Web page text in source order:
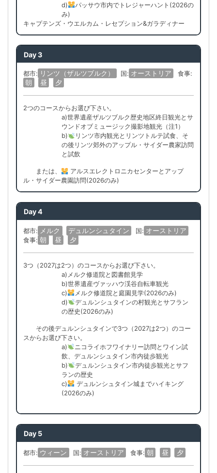
d)
パッサウ市内でトレジャーハント(2026の
み)
キャプテンズ・ウエルカム・レセプション&ガラディナー
Day 3
都市: リンツ（ザルツブルク） 国: オーストリア 食事:
朝 昼 夕
2つのコースからお選び下さい。
a)世界遺産ザルツブルク歴史地区終日観光とサ
ウンドオブミュージック撮影地観光（注1）
b)
リンツ市内観光とリンツトルテ試食、そ
の後リンツ郊外のアップル・サイダー農家訪問
と試飲
または、
アルスエレクトロニカセンターとアップ
ル・サイダー農園訪問(2026のみ)
Day 4
都市: メルク デュルンシュタイン 国: オーストリア
食事: 朝 昼 夕
3つ（2027は2つ）のコースからお選び下さい。
a)メルク修道院と図書館見学
b)世界遺産ヴァッハウ渓谷自転車観光
c)
メルク修道院と庭園見学(2026のみ)
d)
デュルンシュタインの村観光とサフラン
の歴史(2026のみ)
その後デュルンシュタインで3つ（2027は2つ）のコー
スからお選び下さい。
a)
ニコライホフワイナリー訪問とワイン試
飲、デュルンシュタイン市内徒歩観光
b)
デュルンシュタイン市内徒歩観光とサフ
ランの歴史
c)
デュルンシュタイン城までハイキング
(2026のみ)
Day 5
都市: ウィーン 国: オーストリア 食事: 朝 昼 夕